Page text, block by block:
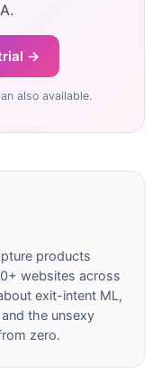
→
also available.
products
websites across
exit-intent ML,
the unsexy
zero.